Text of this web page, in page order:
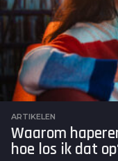
ARTIKELEN
Waarom
hoe los ik dat